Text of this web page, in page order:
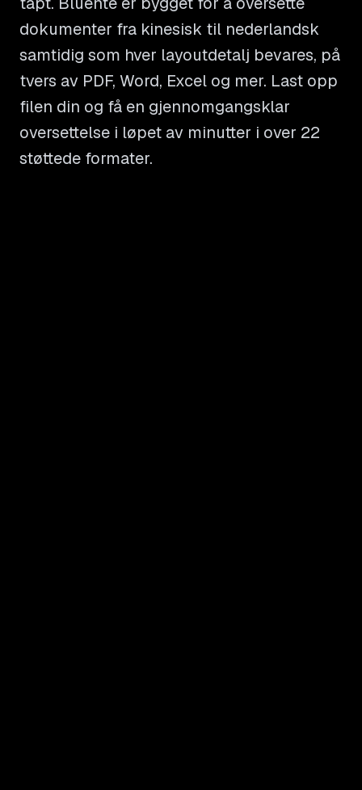
dokumenter fra kinesisk til nederlandsk
samtidig som hver layoutdetalj bevares, på
tvers av PDF, Word, Excel og mer. Last opp
filen din og få en gjennomgangsklar
oversettelse i løpet av minutter i over 22
støttede formater.